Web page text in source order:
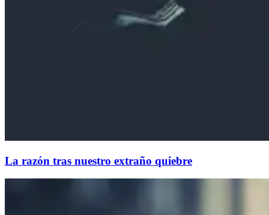
La razón tras nuestro extraño quiebre